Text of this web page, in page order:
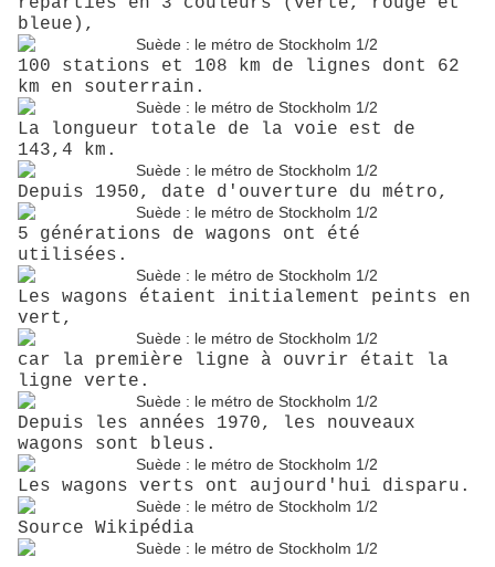
bleue),
100 stations et 108 km de lignes dont 62
km en souterrain.
La longueur totale de la voie est de
143,4 km.
Depuis 1950, date d'ouverture du métro,
5 générations de wagons ont été
utilisées.
Les wagons étaient initialement peints en
vert,
car la première ligne à ouvrir était la
ligne verte.
Depuis les années 1970, les nouveaux
wagons sont bleus.
Les wagons verts ont aujourd'hui disparu.
Source Wikipédia